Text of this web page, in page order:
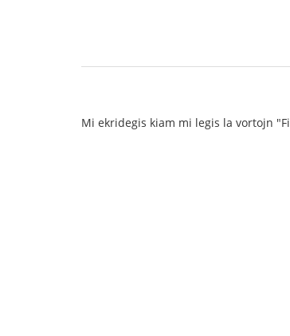
Mi ekridegis kiam mi legis la vortojn